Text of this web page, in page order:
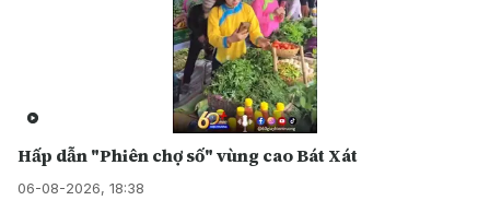
Hấp dẫn "Phiên chợ số" vùng cao Bát Xát
06-08-2026, 18:38